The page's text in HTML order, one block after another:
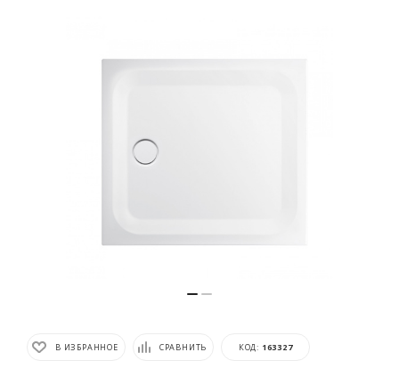
В ИЗБРАННОЕ СРАВНИТЬ КОД: 163327